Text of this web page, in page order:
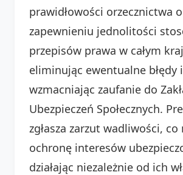
prawidłowości orzecznictwa
zapewnieniu jednolitości
przepisów prawa w całym
eliminując ewentualne błędy i
wzmacniając zaufanie do
Ubezpieczeń Społecznych.
zgłasza zarzut wadliwości,
ochronę interesów
działając niezależnie od ich